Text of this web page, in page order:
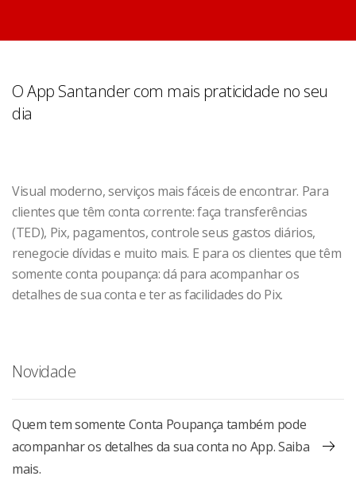
O App Santander com mais praticidade no seu
dia
Visual moderno, serviços mais fáceis de encontrar. Para
clientes que têm conta corrente: faça transferências
(TED), Pix, pagamentos, controle seus gastos diários,
renegocie dívidas e muito mais. E para os clientes que têm
somente conta poupança: dá para acompanhar os
detalhes de sua conta e ter as facilidades do Pix.
Novidade
Quem tem somente Conta Poupança também pode
acompanhar os detalhes da sua conta no App. Saiba
mais.